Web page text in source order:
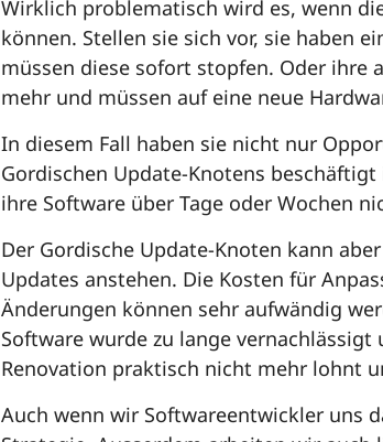
Wirklich problematisch wird es, wenn
können. Stellen sie sich vor, sie haben
müssen diese sofort stopfen. Oder ihre
mehr und müssen auf eine neue
In diesem Fall haben sie nicht nur
Gordischen Update-Knotens
ihre Software über Tage oder Wochen
Der Gordische Update-Knoten kann
Updates anstehen. Die Kosten für
Änderungen können sehr aufwändig
Software wurde zu lange
Renovation praktisch nicht mehr lohnt
Auch wenn wir Softwareentwickler uns